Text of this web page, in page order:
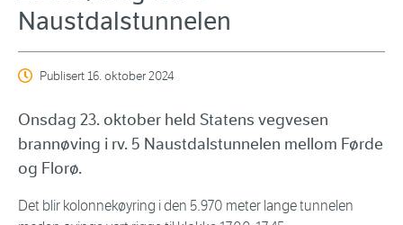
Naustdalstunnelen
Publisert16. oktober 2024
Onsdag 23. oktober held Statens vegvesen
brannøving i rv. 5 Naustdalstunnelen mellom Førde
og Florø.
Det blir kolonnekøyring i den 5.970 meter lange tunnelen